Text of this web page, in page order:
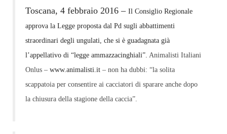
Toscana, 4 febbraio 2016 – Il Consiglio Regionale
approva la Legge proposta dal Pd sugli abbattimenti
straordinari degli ungulati, che si è guadagnata già
l’appellativo di “legge ammazzacinghiali”. Animalisti Italiani
Onlus – www.animalisti.it – non ha dubbi: “la solita
scappatoia per consentire ai cacciatori di sparare anche dopo
la chiusura della stagione della caccia”.